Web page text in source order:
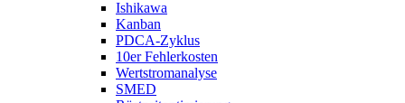
Ishikawa
Kanban
PDCA-Zyklus
10er Fehlerkosten
Wertstromanalyse
SMED